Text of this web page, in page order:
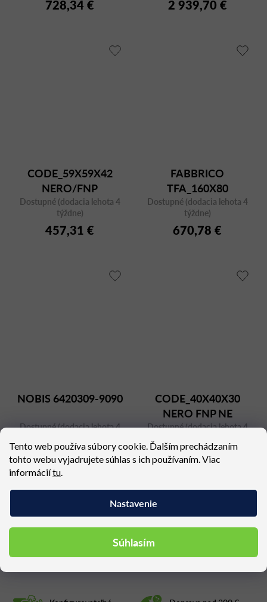
Tento web používa súbory cookie. Ďalším prechádzaním
tohto webu vyjadrujete súhlas s ich používaním. Viac
informáciítu
Nastavenie
Súhlasím
728,34 € 2 939,70 €
CODE_59X59X42
NERO/FNP
Dostupné (dodacia lehota 4
týždne)
457,31 €
FABBRICO
TFA_160X80
TRANSPARENT
Dostupné (dodacia lehota 4
týždne)
670,78 €
NOBIS 6420309-9090
Dostupné (dodacia lehota 4
1 380,06 €
CODE_40X40X30
NERO FNP NE
Dostupné (dodacia lehota 4
289,42 €
Podobné produkty